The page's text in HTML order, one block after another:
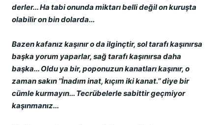
derler... Ha tabi onunda miktarı belli değil on kuruşta
olabilir on bin dolarda...
Bazen kafanız kaşınır o da ilginçtir, sol tarafı kaşınırsa
başka yorum yaparlar, sağ tarafı kaşınırsa daha
başka... Oldu ya bir, poponuzun kanatları kaşınır, o
zaman sakın ’’İnadım inat, kıçım iki kanat.’’ diye bir
cümle kurmayın... Tecrübelerle sabittir geçmiyor
kaşınmanız...